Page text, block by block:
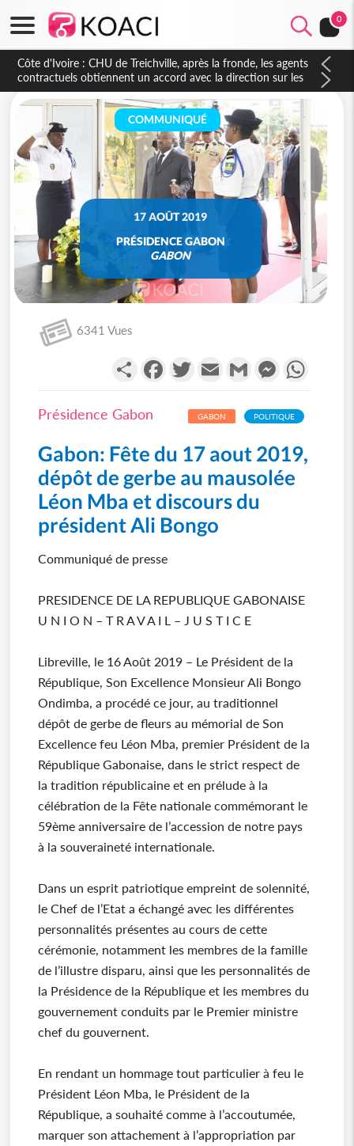
0
Côte d'Ivoire : CHU de Treichville, après la fronde, les agents
contractuels obtiennent un accord avec la direction sur les
arriérés du SMIG 2023
COMMUNIQUÉ
17 AOÛT 2019
PRÉSIDENCE GABON
GABON
6341 Vues
PartagerFacebookTwitterEmail Gmail Messenger
Présidence Gabon GABON POLITIQUE
Gabon: Fête du 17 aout 2019,
dépôt de gerbe au mausolée
Léon Mba et discours du
président Ali Bongo
Communiqué de presse
PRESIDENCE DE LA REPUBLIQUE GABONAISE
U N I O N – T R A V A I L – J U S T I C E
Libreville, le 16 Août 2019 – Le Président de la
République, Son Excellence Monsieur Ali Bongo
Ondimba, a procédé ce jour, au traditionnel
dépôt de gerbe de fleurs au mémorial de Son
Excellence feu Léon Mba, premier Président de la
République Gabonaise, dans le strict respect de
la tradition républicaine et en prélude à la
célébration de la Fête nationale commémorant le
59ème anniversaire de l’accession de notre pays
à la souveraineté internationale.
Dans un esprit patriotique empreint de solennité,
le Chef de l’Etat a échangé avec les différentes
personnalités présentes au cours de cette
cérémonie, notamment les membres de la famille
de l’illustre disparu, ainsi que les personnalités de
la Présidence de la République et les membres du
gouvernement conduits par le Premier ministre
chef du gouvernent.
En rendant un hommage tout particulier à feu le
Président Léon Mba, le Président de la
République, a souhaité comme à l’accoutumée,
marquer son attachement à l’appropriation par